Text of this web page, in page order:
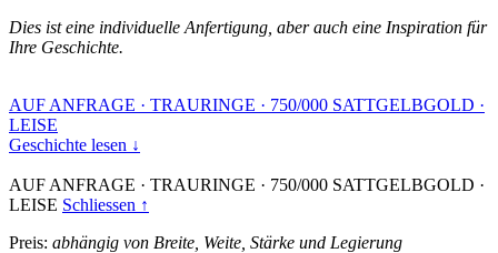
Dies ist eine individuelle Anfertigung, aber auch eine Inspiration für
Ihre Geschichte.
AUF ANFRAGE · TRAURINGE · 750/000 SATTGELBGOLD ·
LEISE
Geschichte lesen ↓
AUF ANFRAGE · TRAURINGE · 750/000 SATTGELBGOLD ·
LEISE Schliessen ↑
Preis: abhängig von Breite, Weite, Stärke und Legierung